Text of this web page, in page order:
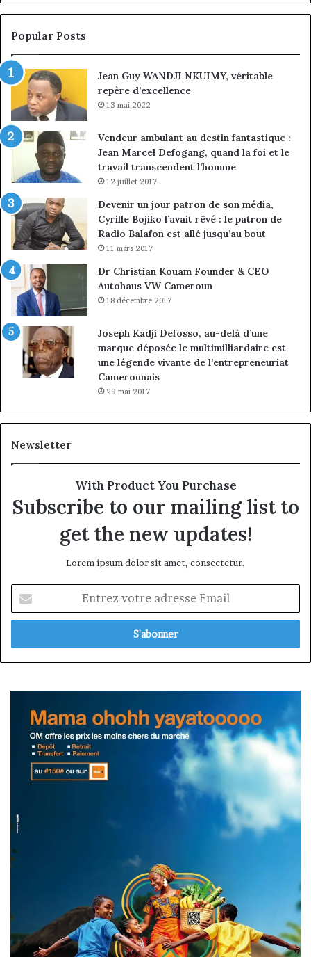
Jean-
Emmanuel
Pondi
vice-
président
la
Popular Posts
Jean Guy WANDJI NKUIMY, véritable
repère d’excellence
13 mai 2022
Vendeur ambulant au destin fantastique :
Jean Marcel Defogang, quand la foi et le
travail transcendent l’homme
12 juillet 2017
Devenir un jour patron de son média,
Cyrille Bojiko l’avait rêvé : le patron de
Radio Balafon est allé jusqu’au bout
11 mars 2017
Dr Christian Kouam Founder & CEO
Autohaus VW Cameroun
18 décembre 2017
Joseph Kadji Defosso, au-delà d’une
marque déposée le multimilliardaire est
une légende vivante de l’entrepreneuriat
Camerounais
29 mai 2017
Newsletter
With Product You Purchase
Subscribe to our mailing list to
get the new updates!
Lorem ipsum dolor sit amet, consectetur.
votre
adresse